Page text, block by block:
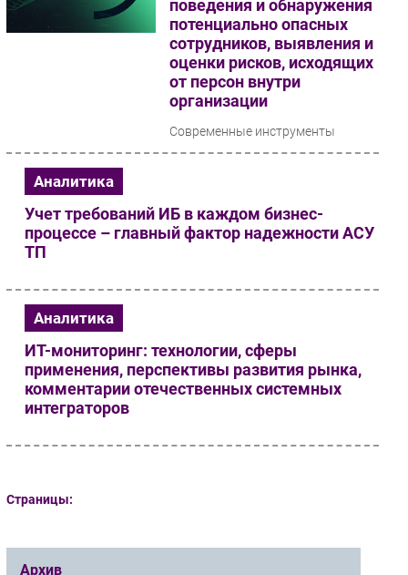
Мероприятия
Проекты
IT класс
Тестовый стенд
поведения и обнаружения
потенциально опасных
сотрудников, выявления и
оценки рисков, исходящих
от персон внутри
организации
Современные инструменты
Аналитика
Учет требований ИБ в каждом бизнес-
процессе – главный фактор надежности АСУ
ТП
Аналитика
ИТ-мониторинг: технологии, сферы
применения, перспективы развития рынка,
комментарии отечественных системных
интеграторов
Страницы:
Архив